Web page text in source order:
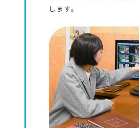
します。